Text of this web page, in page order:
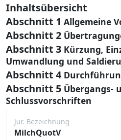
Inhaltsübersicht
Abschnitt 1 Allgemeine
Abschnitt 2
Abschnitt 3 Kürzung,
Umwandlung und
Abschnitt 4
Abschnitt 5 Übergangs-
Schlussvorschriften
Jur. Bezeichnung
MilchQuotV